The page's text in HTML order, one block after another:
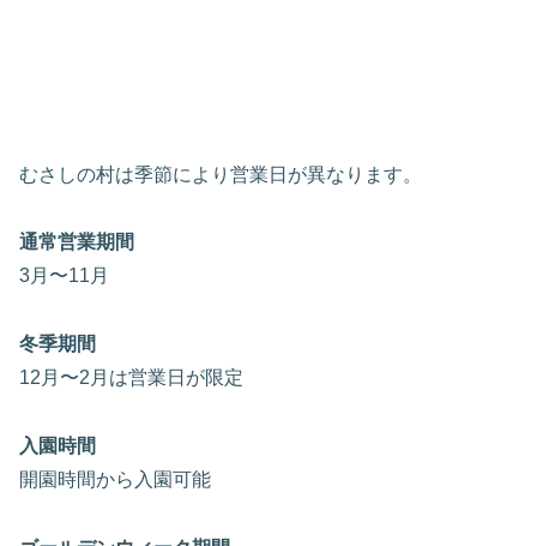
むさしの村は季節により営業日が異なります。
通常営業期間
3月〜11月
冬季期間
12月〜2月は営業日が限定
入園時間
開園時間から入園可能